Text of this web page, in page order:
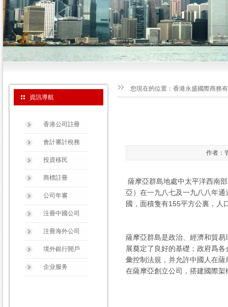
您現在的位置： 香港永盛國際商務
資訊導航
香港公司註冊
會計審計稅務
投資移民
商標註冊
公司年審
注冊中國公司
注冊海外公司
境外銀行開戶
企业服务
作者：
薩摩亞群島地處中太平洋西南
亞）在一九八七及一九八八年
國，面積隻有155平方公裏，人
薩摩亞群島是政治、經濟和貿
展奠定了良好的基礎；政府爲
彙控制法規，并允許中國人在
在薩摩亞創立公司，搭建國際